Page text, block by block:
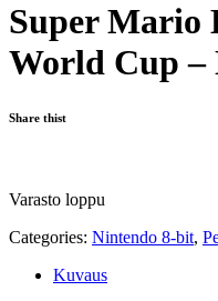
Super Mario
World Cup –
Share thist
Varasto loppu
Categories: Nintendo 8-bit,
Kuvaus